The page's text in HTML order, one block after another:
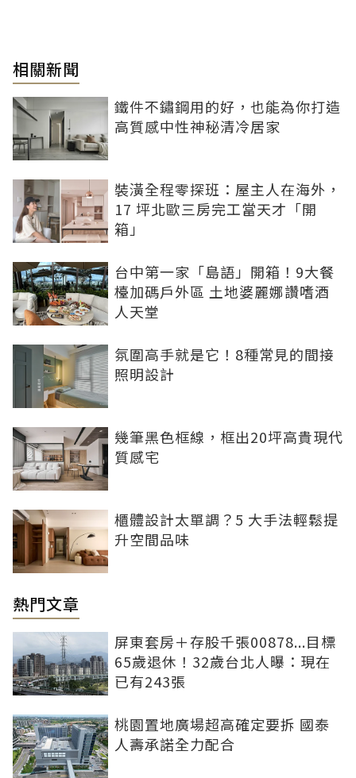
相關新聞
鐵件不鏽鋼用的好，也能為你打造
高質感中性神秘清冷居家
裝潢全程零探班：屋主人在海外，
17 坪北歐三房完工當天才「開
箱」
台中第一家「島語」開箱！9大餐
檯加碼戶外區 土地婆麗娜讚嗜酒
人天堂
氛圍高手就是它！8種常見的間接
照明設計
幾筆黑色框線，框出20坪高貴現代
質感宅
櫃體設計太單調？5 大手法輕鬆提
升空間品味
熱門文章
屏東套房＋存股千張00878...目標
65歲退休！32歲台北人曝：現在
已有243張
桃園置地廣場超高確定要拆 國泰
人壽承諾全力配合